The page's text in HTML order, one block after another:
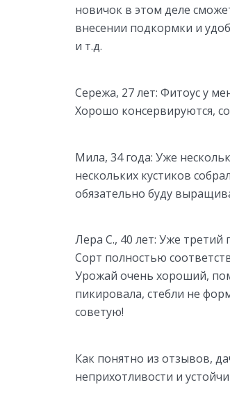
новичок в этом деле
внесении подкормки и
и т.д.
Сережа, 27 лет: Фитоус у
Хорошо консервируются,
Мила, 34 года: Уже
нескольких кустиков
обязательно буду
Лера С., 40 лет: Уже третий
Сорт полностью
Урожай очень хороший,
пикировала, стебли не
советую!
Как понятно из отзывов,
неприхотливости и